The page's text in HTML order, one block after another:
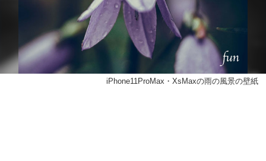
iPhone11ProMax・XsMaxの雨の風景の壁紙